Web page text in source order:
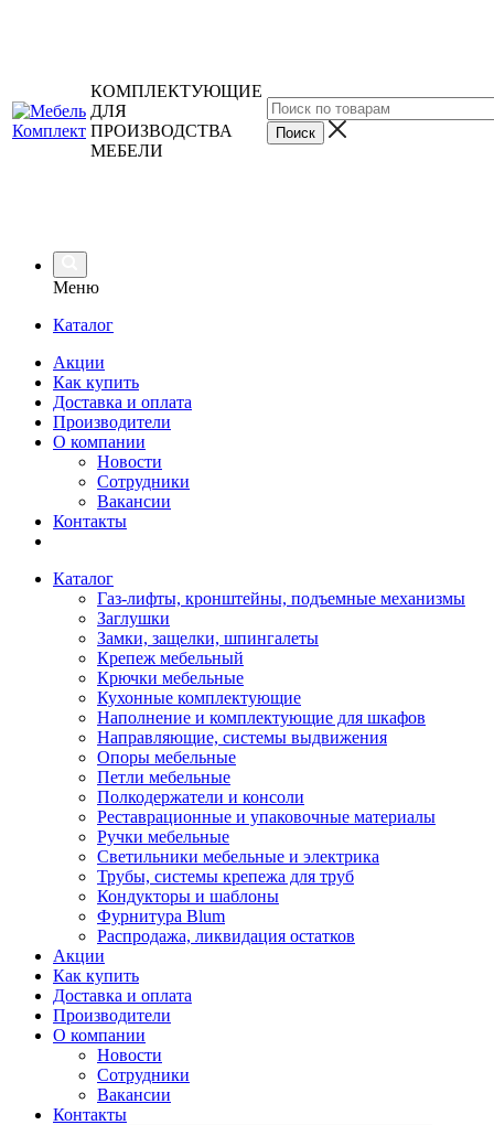
КОМПЛЕКТУЮЩИЕ
ДЛЯ
ПРОИЗВОДСТВА
МЕБЕЛИ
Меню
Каталог
Акции
Как купить
Доставка и оплата
Производители
О компании
Новости
Сотрудники
Вакансии
Контакты
Каталог
Газ-лифты, кронштейны, подъемные механизмы
Заглушки
Замки, защелки, шпингалеты
Крепеж мебельный
Крючки мебельные
Кухонные комплектующие
Наполнение и комплектующие для шкафов
Направляющие, системы выдвижения
Опоры мебельные
Петли мебельные
Полкодержатели и консоли
Реставрационные и упаковочные материалы
Ручки мебельные
Светильники мебельные и электрика
Трубы, системы крепежа для труб
Кондукторы и шаблоны
Фурнитура Blum
Распродажа, ликвидация остатков
Акции
Как купить
Доставка и оплата
Производители
О компании
Новости
Сотрудники
Вакансии
Контакты